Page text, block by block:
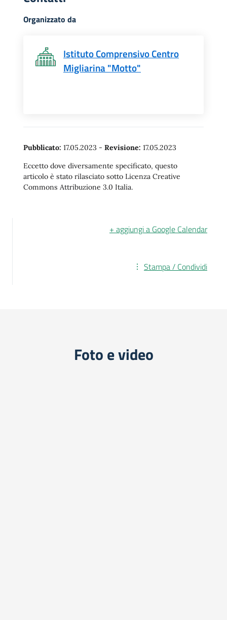
Organizzato da
Istituto Comprensivo Centro
Migliarina "Motto"
Pubblicato: 17.05.2023 - Revisione: 17.05.2023
Eccetto dove diversamente specificato, questo
articolo è stato rilasciato sotto Licenza Creative
Commons Attribuzione 3.0 Italia.
+ aggiungi a Google Calendar
Stampa / Condividi
Foto e video